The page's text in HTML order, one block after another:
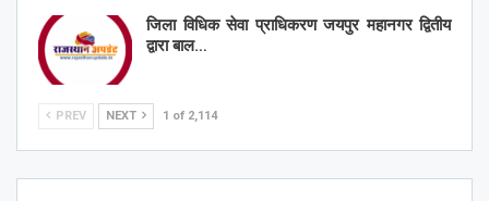
जिला विधिक सेवा प्राधिकरण जयपुर महानगर द्वितीय
द्वारा बाल…
PREV NEXT 1 of 2,114